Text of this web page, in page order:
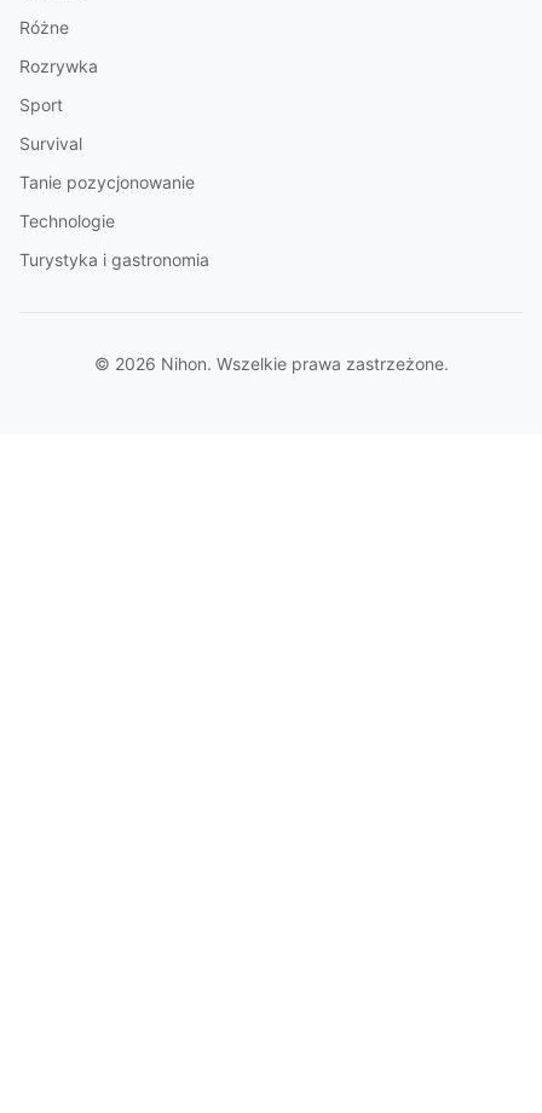
Różne
Rozrywka
Sport
Survival
Tanie pozycjonowanie
Technologie
Turystyka i gastronomia
© 2026 Nihon. Wszelkie prawa zastrzeżone.